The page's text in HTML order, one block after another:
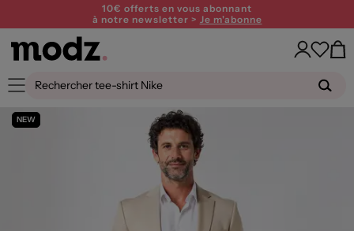
10€ offerts en vous abonnant
à notre newsletter > Je m'abonne
NEW